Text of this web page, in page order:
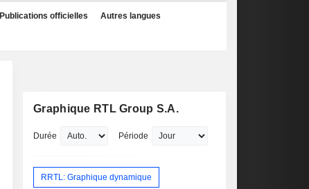
Publications officielles Autres langues
Graphique RTL Group S.A.
Durée Période
RRTL: Graphique dynamique